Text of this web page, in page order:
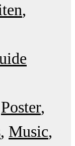
Poster
Music